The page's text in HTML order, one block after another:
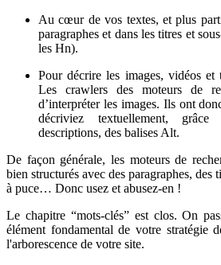
Au cœur de vos textes, et plus
paragraphes et dans les titres et
les Hn).
Pour décrire les images, vidéos et
Les crawlers des moteurs de
d’interpréter les images. Ils ont
décriviez textuellement,
descriptions, des balises Alt.
De façon générale, les moteurs de
bien structurés avec des paragraphes, des
à puce… Donc usez et abusez-en !
Le chapitre “mots-clés” est clos. On
élément fondamental de votre stratégie
l'arborescence de votre site.